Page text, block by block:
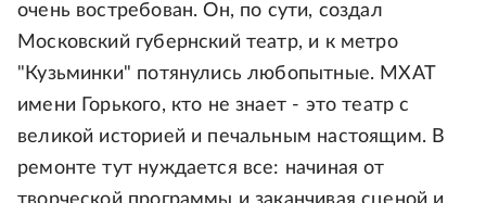
очень востребован. Он, по сути, создал
Московский губернский театр, и к метро
"Кузьминки" потянулись любопытные. МХАТ
имени Горького, кто не знает - это театр с
великой историей и печальным настоящим. В
ремонте тут нуждается все: начиная от